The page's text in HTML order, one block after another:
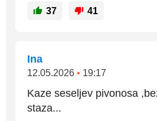
37 41
Ina
12.05.2026 • 19:17
Kaze seseljev pivonosa
staza...